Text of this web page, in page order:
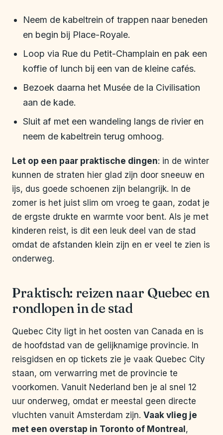
Neem de kabeltrein of trappen naar beneden
en begin bij Place-Royale.
Loop via Rue du Petit-Champlain en pak een
koffie of lunch bij een van de kleine cafés.
Bezoek daarna het Musée de la Civilisation
aan de kade.
Sluit af met een wandeling langs de rivier en
neem de kabeltrein terug omhoog.
Let op een paar praktische dingen: in de winter
kunnen de straten hier glad zijn door sneeuw en
ijs, dus goede schoenen zijn belangrijk. In de
zomer is het juist slim om vroeg te gaan, zodat je
de ergste drukte en warmte voor bent. Als je met
kinderen reist, is dit een leuk deel van de stad
omdat de afstanden klein zijn en er veel te zien is
onderweg.
Praktisch: reizen naar Quebec en
rondlopen in de stad
Quebec City ligt in het oosten van Canada en is
de hoofdstad van de gelijknamige provincie. In
reisgidsen en op tickets zie je vaak Quebec City
staan, om verwarring met de provincie te
voorkomen. Vanuit Nederland ben je al snel 12
uur onderweg, omdat er meestal geen directe
vluchten vanuit Amsterdam zijn. Vaak vlieg je
met een overstap in Toronto of Montreal ,